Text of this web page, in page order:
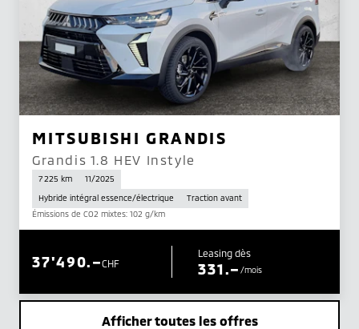
MITSUBISHI GRANDIS
Grandis 1.8 HEV Instyle
7 225 km
11/2025
Hybride intégral essence/électrique
Traction avant
Émissions de CO2 mixtes: 102 g/km
CHF
37'490.– Leasing dès
331.–/mois
Afficher toutes les offres